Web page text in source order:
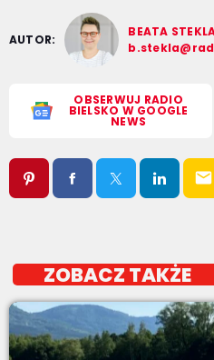
AUTOR:
BEATA
OBSERWUJ RADIO
BIELSKO W GOOGLE
NEWS
email
ZOBACZ TAKŻE